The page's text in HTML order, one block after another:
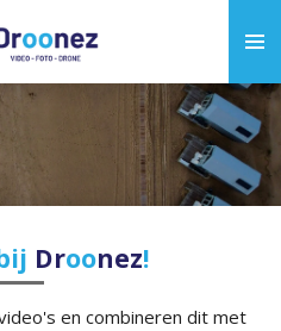
Droonez!
en combineren dit met